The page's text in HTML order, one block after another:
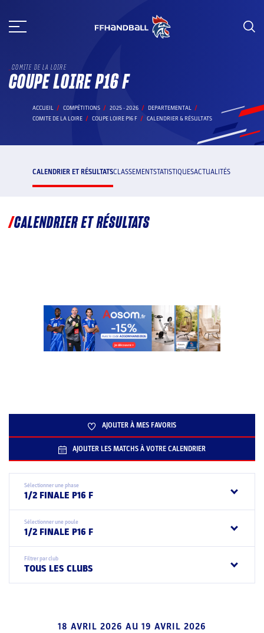
au
COMITE DE LA LOIRE
COUPE LOIRE P16 F
ACCUEIL COMPÉTITIONS 2025 - 2026
DEPARTEMENTAL
COMITE DE LA LOIRE
COUPE LOIRE P16 F CALENDRIER & RÉSULTATS
CALENDRIER ET RÉSULTATSCLASSEMENTSTATISTIQUESACTUALITÉS
CALENDRIER ET RÉSULTATS
AJOUTER À MES FAVORIS
AJOUTER LES MATCHS À VOTRE CALENDRIER
Sélectionner une phase
1/2 FINALE P16 F
Sélectionner une poule
1/2 FINALE P16 F
Filtrer par club
TOUS LES CLUBS
18 AVRIL 2026 AU 19 AVRIL 2026